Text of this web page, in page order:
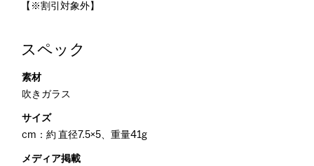
【※割引対象外】
スペック
素材
吹きガラス
サイズ
cm：約 直径7.5×5、重量41g
メディア掲載